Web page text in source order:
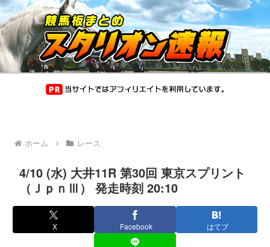
ホーム レース
4/10 (水) 大井11R 第30回 東京スプリント
（ＪｐｎⅢ） 発走時刻 20:10
X Facebook はてブ